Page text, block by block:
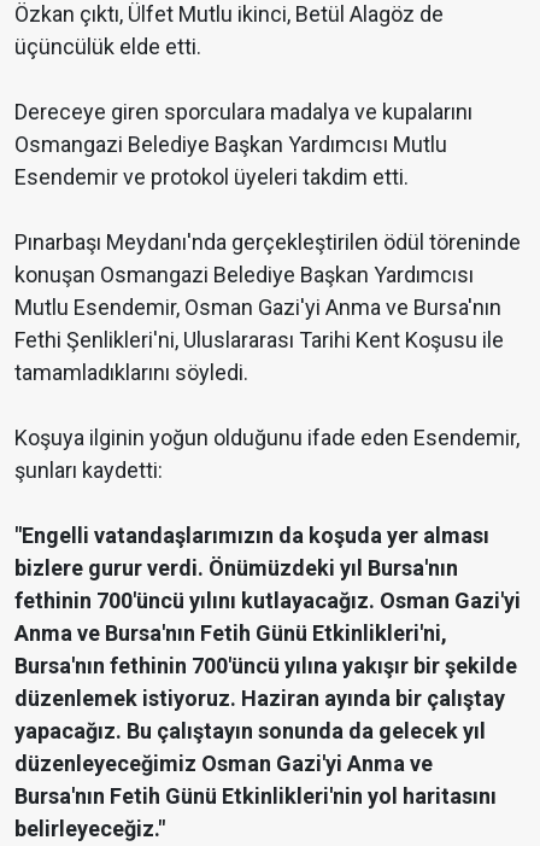
Özkan çıktı, Ülfet Mutlu ikinci, Betül Alagöz de
üçüncülük elde etti.
Dereceye giren sporculara madalya ve kupalarını
Osmangazi Belediye Başkan Yardımcısı Mutlu
Esendemir ve protokol üyeleri takdim etti.
Pınarbaşı Meydanı'nda gerçekleştirilen ödül töreninde
konuşan Osmangazi Belediye Başkan Yardımcısı
Mutlu Esendemir, Osman Gazi'yi Anma ve Bursa'nın
Fethi Şenlikleri'ni, Uluslararası Tarihi Kent Koşusu ile
tamamladıklarını söyledi.
Koşuya ilginin yoğun olduğunu ifade eden Esendemir,
şunları kaydetti:
"Engelli vatandaşlarımızın da koşuda yer alması
bizlere gurur verdi. Önümüzdeki yıl Bursa'nın
fethinin 700'üncü yılını kutlayacağız. Osman Gazi'yi
Anma ve Bursa'nın Fetih Günü Etkinlikleri'ni,
Bursa'nın fethinin 700'üncü yılına yakışır bir şekilde
düzenlemek istiyoruz. Haziran ayında bir çalıştay
yapacağız. Bu çalıştayın sonunda da gelecek yıl
düzenleyeceğimiz Osman Gazi'yi Anma ve
Bursa'nın Fetih Günü Etkinlikleri'nin yol haritasını
belirleyeceğiz."